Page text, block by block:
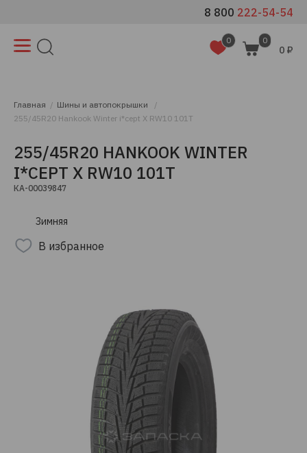
8 800 222-54-54
0 0
0 ₽
Главная
Шины и автопокрышки
255/45R20 Hankook Winter i*cept X RW10 101T
255/45R20 HANKOOK WINTER
I*CEPT X RW10 101T
КА-00039847
Зимняя
В избранное